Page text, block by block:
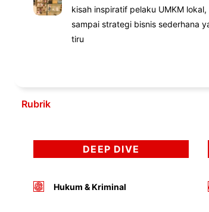
kisah inspiratif pelaku UMKM
sampai strategi bisnis sederhana
tiru
Rubrik
DEEP DIVE
Hukum & Kriminal